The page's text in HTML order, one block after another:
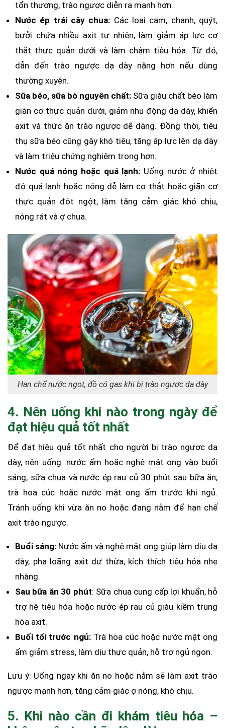
tổn thương, trào ngược diễn ra mạnh hơn.
Nước ép trái cây chua: Các loại cam, chanh, quýt,
bưởi chứa nhiều axit tự nhiên, làm giảm áp lực cơ
thắt thực quản dưới và làm chậm tiêu hóa. Từ đó,
dẫn đến trào ngược dạ dày nặng hơn nếu dùng
thường xuyên.
Sữa béo, sữa bò nguyên chất: Sữa giàu chất béo làm
giãn cơ thực quản dưới, giảm nhu động dạ dày, khiến
axit và thức ăn trào ngược dễ dàng. Đồng thời, tiêu
thụ sữa béo cũng gây khó tiêu, tăng áp lực lên dạ dày
và làm triệu chứng nghiêm trọng hơn.
Nước quá nóng hoặc quá lạnh: Uống nước ở nhiệt
độ quá lạnh hoặc nóng dễ làm co thắt hoặc giãn cơ
thực quản đột ngột, làm tăng cảm giác khó chịu,
nóng rát và ợ chua.
Hạn chế nước ngọt, đồ có gas khi bị trào ngược dạ dày
4. Nên uống khi nào trong ngày để
đạt hiệu quả tốt nhất
Để đạt hiệu quả tốt nhất cho người bị trào ngược dạ
dày, nên uống: nước ấm hoặc nghệ mật ong vào buổi
sáng, sữa chua và nước ép rau củ 30 phút sau bữa ăn,
trà hoa cúc hoặc nước mật ong ấm trước khi ngủ.
Tránh uống khi vừa ăn no hoặc đang nằm để hạn chế
axit trào ngược.
Buổi sáng: Nước ấm và nghệ mật ong giúp làm dịu dạ
dày, pha loãng axit dư thừa, kích thích tiêu hóa nhẹ
nhàng.
Sau bữa ăn 30 phút: Sữa chua cung cấp lợi khuẩn, hỗ
trợ hệ tiêu hóa hoặc nước ép rau củ giàu kiềm trung
hòa axit.
Buổi tối trước ngủ:Trà hoa cúc hoặc nước mật ong
ấm giảm stress, làm dịu thực quản, hỗ trợ ngủ ngon.
Lưu ý: Uống ngay khi ăn no hoặc nằm sẽ làm axit trào
ngược mạnh hơn, tăng cảm giác ợ nóng, khó chịu.
5. Khi nào cần đi khám tiêu hóa –